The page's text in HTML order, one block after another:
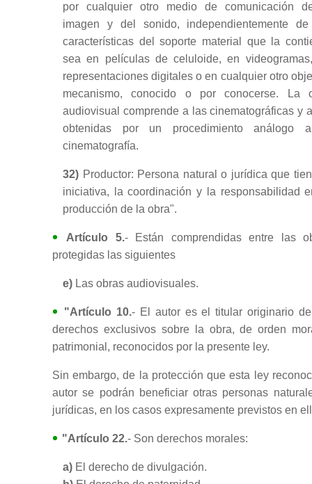
por cualquier otro medio de comunicación
imagen y del sonido, independientemente
características del soporte material que la
sea en películas de celuloide, en
representaciones digitales o en cualquier otro
mecanismo, conocido o por conocerse. La
audiovisual comprende a las cinematográficas y
obtenidas por un procedimiento análogo
cinematografía.
32) Productor: Persona natural o jurídica que
iniciativa, la coordinación y la responsabilidad
producción de la obra".
Artículo 5.- Están comprendidas entre las
protegidas las siguientes
e) Las obras audiovisuales.
"Artículo 10.- El autor es el titular originario
derechos exclusivos sobre la obra, de orden
patrimonial, reconocidos por la presente ley.
Sin embargo, de la protección que esta ley
autor se podrán beneficiar otras personas
jurídicas, en los casos expresamente previstos en
"Artículo 22.- Son derechos morales:
a) El derecho de divulgación.